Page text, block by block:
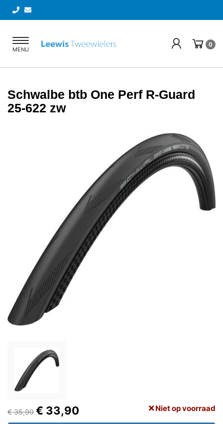
Toggle
navigation
MENU
0
Schwalbe btb One Perf R-Guard
25-622 zw
€ 35,90 € 33,90 Niet op voorraad